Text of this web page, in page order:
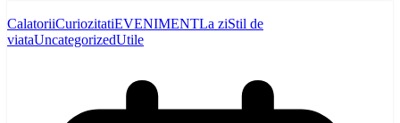
CalatoriiCuriozitatiEVENIMENTLa ziStil de
viataUncategorizedUtile